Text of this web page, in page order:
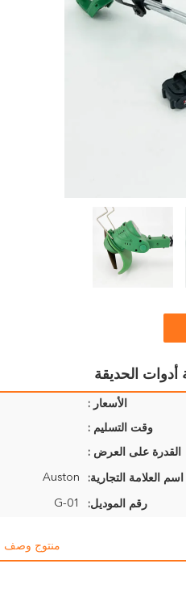
الأسعار :
وقت التسليم :
القدرة على العرض :
اسم العلامة التجارية: Auston
رقم الموديل: G-01
منتوج وصف